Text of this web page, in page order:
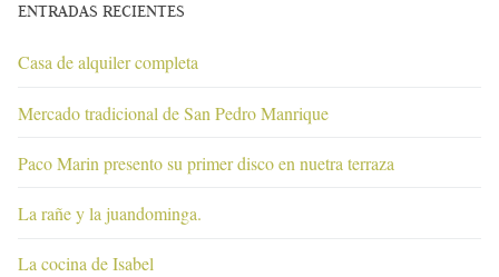
ENTRADAS RECIENTES
Casa de alquiler completa
Mercado tradicional de San Pedro Manrique
Paco Marin presento su primer disco en nuetra terraza
La rañe y la juandominga.
La cocina de Isabel